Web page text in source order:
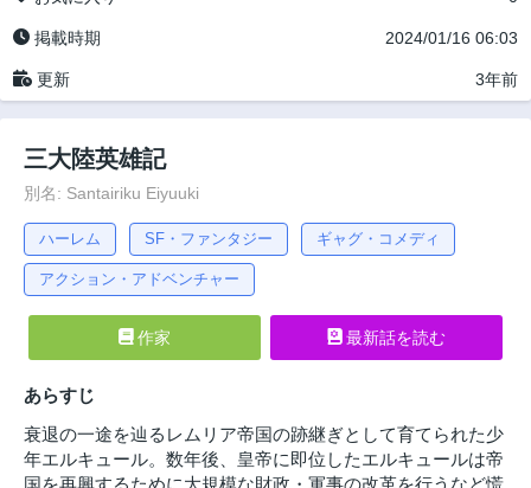
掲載時期 2024/01/16 06:03
更新 3年前
三大陸英雄記
別名: Santairiku Eiyuuki
ハーレム SF・ファンタジー ギャグ・コメディ
アクション・アドベンチャー
作家 最新話を読む
あらすじ
衰退の一途を辿るレムリア帝国の跡継ぎとして育てられた少
年エルキュール。数年後、皇帝に即位したエルキュールは帝